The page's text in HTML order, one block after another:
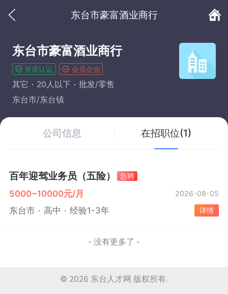
东台市豪富酒业商行
东台市豪富酒业商行
资质认证 会员企业
其它 20人以下
批发/零售
东台市/东台镇
公司信息 在招职位(1)
百年迎驾业务员（五险） 急聘
5000~10000元/月 2026-08-05
东台市 高中 经验1-3年 详情
- 没有更多了 -
© 2026 东台人才网 版权所有.